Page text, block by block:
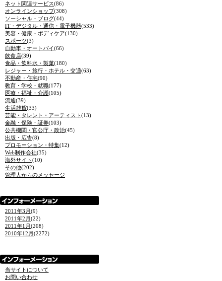
ネット関連サービス(86)
オンラインショップ(308)
ソーシャル・ブログ(44)
IT・デジタル・通信・電子機器(533)
美容・健康・ボディケア(130)
スポーツ(3)
自動車・オートバイ(66)
飲食店(39)
食品・飲料水・製菓(180)
レジャー・旅行・ホテル・交通(63)
不動産・住宅(90)
教育・学校・就職(177)
医療・福祉・介護(105)
流通(39)
生活雑貨(33)
芸能・タレント・アーティスト(13)
金融・保険・証券(103)
公共機関・官公庁・政治(45)
出版・広告(8)
プロモーション・特集(12)
Web制作会社(35)
海外サイト(10)
その他(202)
管理人からのメッセージ
2011年3月(9)
2011年2月(22)
2011年1月(208)
2010年12月(2272)
当サイトについて
お問い合わせ